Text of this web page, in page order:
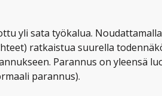
yli sata työkalua.
ratkaistua suurella
Parannus on yleensä
parannus).